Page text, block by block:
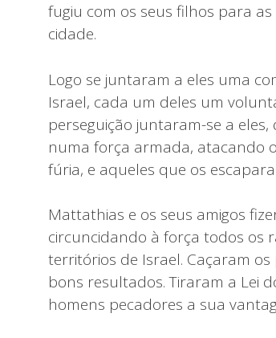
fugiu com os seus filhos para
cidade.
Logo se juntaram a eles uma
Israel, cada um deles um
perseguição juntaram-se a
numa força armada, atacando
fúria, e aqueles que os
Mattathias e os seus amigos
circuncidando à força todos os
territórios de Israel. Caçaram
bons resultados. Tiraram a Lei
homens pecadores a sua